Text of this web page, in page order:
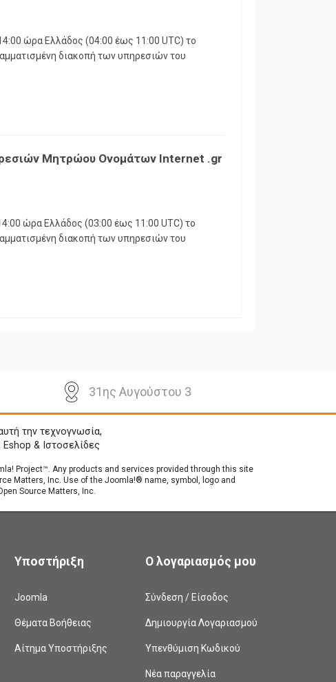
ώρα Ελλάδος (04:00 έως 11:00 UTC) το
διακοπή των υπηρεσιών του
Μητρώου Ονομάτων Internet .gr
ώρα Ελλάδος (03:00 έως 11:00 UTC) το
διακοπή των υπηρεσιών του
31ης Αυγούστου 3
την τεχνογνωσία,
& Ιστοσελίδες
Project™. Any products and services provided through this site
Matters, Inc. Use of the Joomla!® name, symbol, logo and
Source Matters, Inc.
Υποστήριξη
Joomla
Θέματα Βοήθειας
Αίτημα Υποστήριξης
Ο λογαριασμός μου
Σύνδεση / Είσοδος
Δημιουργία Λογαριασμού
Υπενθύμιση Κωδικού
Νέα παραγγελία